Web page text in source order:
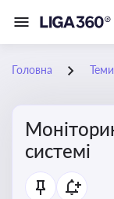
Головна
системі